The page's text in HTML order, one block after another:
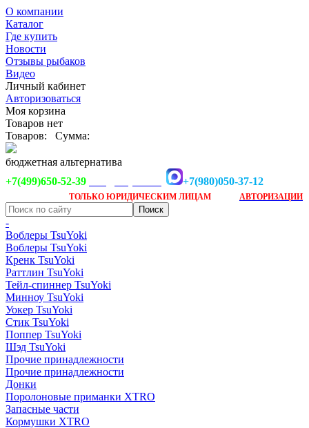
О компании
Каталог
Где купить
Новости
Отзывы рыбаков
Видео
Личный кабинет
Авторизоваться
Моя корзина
Товаров нет
Товаров:
Сумма:
бюджетная альтернатива
+7(499)650-52-39
+7(980)050-37-12
ТОЛЬКО ЮРИДИЧЕСКИМ ЛИЦАМ АВТОРИЗАЦИИ
-
Воблеры TsuYoki
Воблеры TsuYoki
Кренк TsuYoki
Раттлин TsuYoki
Тейл-спиннер TsuYoki
Минноу TsuYoki
Уокер TsuYoki
Стик TsuYoki
Поппер TsuYoki
Шэд TsuYoki
Прочие принадлежности
Прочие принадлежности
Донки
Поролоновые приманки XTRO
Запасные части
Кормушки XTRO